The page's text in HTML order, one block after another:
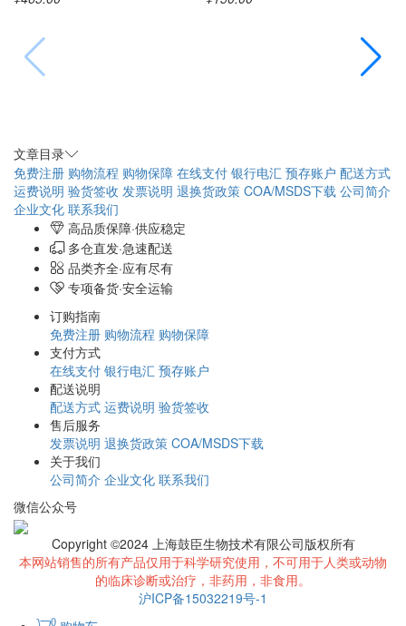
文章目录
免费注册 购物流程 购物保障 在线支付 银行电汇 预存账户 配送方式
运费说明 验货签收 发票说明 退换货政策 COA/MSDS下载 公司简介
企业文化 联系我们
高品质保障·供应稳定
多仓直发·急速配送
品类齐全·应有尽有
专项备货·安全运输
订购指南
免费注册 购物流程 购物保障
支付方式
在线支付 银行电汇 预存账户
配送说明
配送方式 运费说明 验货签收
售后服务
发票说明 退换货政策 COA/MSDS下载
关于我们
公司简介 企业文化 联系我们
微信公众号
Copyright ©2024 上海鼓臣生物技术有限公司版权所有
本网站销售的所有产品仅用于科学研究使用，不可用于人类或动物
的临床诊断或治疗，非药用，非食用。
沪ICP备15032219号-1
0